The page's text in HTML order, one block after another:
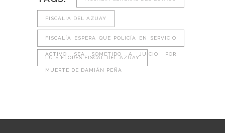
FISCALIA DEL AZUAY
FISCALÍA ESPERA QUE POLICÍA EN SERVICIO
ACTIVO SEA SOMETIDO A JUICIO POR
MUERTE DE DAMIÁN PEÑA
LUIS FLORES FISCAL DEL AZUAY